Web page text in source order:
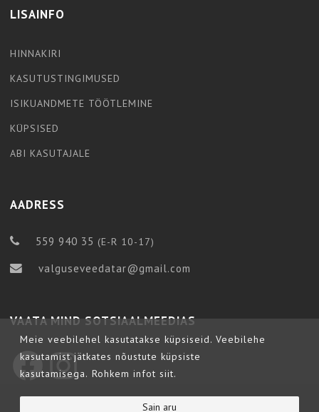
Meie veebilehel kasutatakse küpsiseid. Veebilehe
kasutamist jätkates nõustute küpsiste
kasutamisega. Rohkem infot siit.
Sain aru
LISAINFO
HINNAKIRI
KASUTUSTINGIMUSED
ISIKUANDMETE TÖÖTLEMINE
KÜPSISED
ABI KASUTAJALE
AADRESS
559 940 35 (E-R 10-17)
valguseveedatar@gmail.com
VAATA MIND SOTSIAALMEEDIAS
FacebookInstagram
Copyright © 2023 Valguseveedatar.ee